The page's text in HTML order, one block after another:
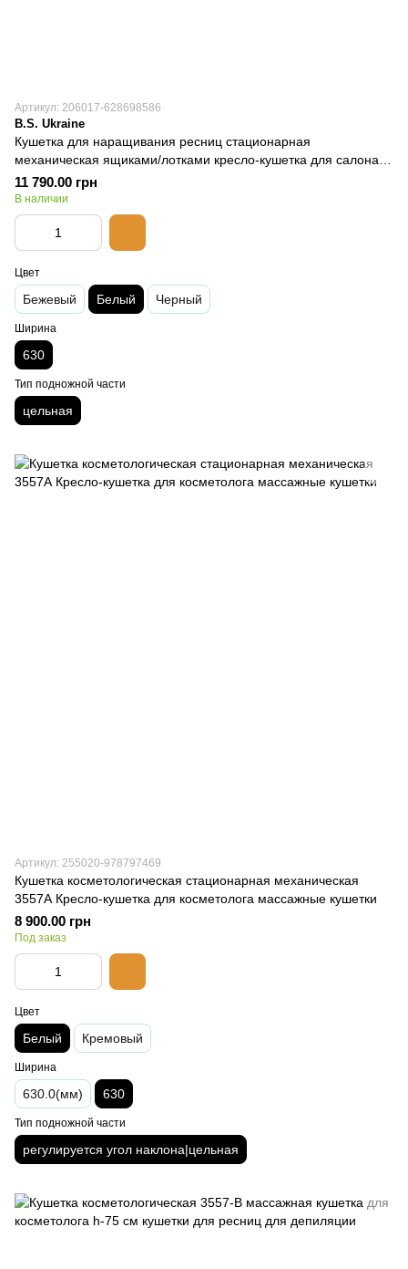
Артикул: 206017-628698586
B.S. Ukraine
Кушетка для наращивания ресниц стационарная
механическая ящиками/лотками кресло-кушетка для салона
262
11 790.00 грн
В наличии
Цвет
Бежевый Белый Черный
Ширина
630
Тип подножной части
цельная
Артикул: 255020-978797469
Кушетка косметологическая стационарная механическая
3557А Кресло-кушетка для косметолога массажные кушетки
8 900.00 грн
Под заказ
Цвет
Белый Кремовый
Ширина
630.0(мм) 630
Тип подножной части
регулируется угол наклона|цельная